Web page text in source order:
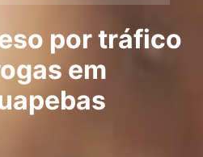
por tráfico
em